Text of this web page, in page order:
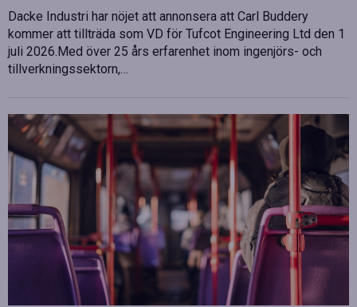
Dacke Industri har nöjet att annonsera att Carl Buddery
kommer att tillträda som VD för Tufcot Engineering Ltd den 1
juli 2026.Med över 25 års erfarenhet inom ingenjörs- och
tillverkningssektorn,…